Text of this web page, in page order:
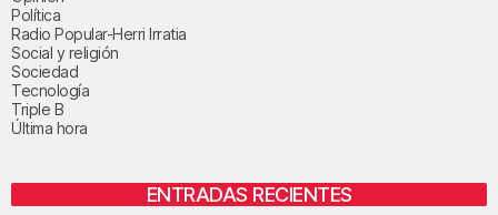
Política
Radio Popular-Herri Irratia
Social y religión
Sociedad
Tecnología
Triple B
Última hora
ENTRADAS RECIENTES